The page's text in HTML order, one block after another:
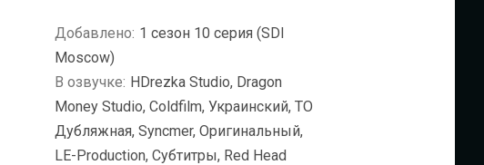
Добавлено: 1 сезон 10 серия (SDI
Moscow)
В озвучке: HDrezka Studio, Dragon
Money Studio, Coldfilm, Украинский, ТО
Дубляжная, Syncmer, Оригинальный,
LE-Production, Субтитры, Red Head